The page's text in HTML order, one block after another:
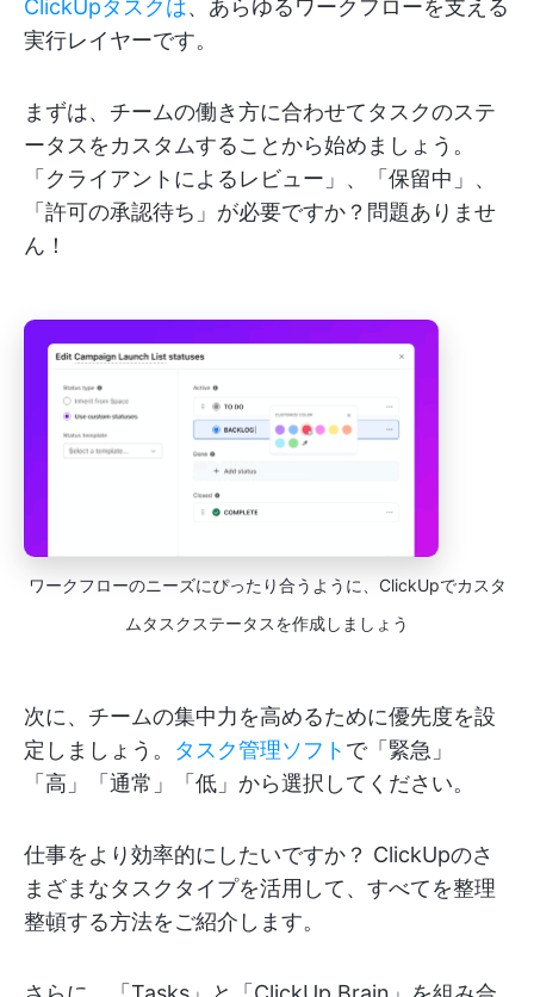
ClickUpタスクは、あらゆるワークフローを支える
実行レイヤーです。
まずは、チームの働き方に合わせてタスクのステ
ータスをカスタムすることから始めましょう。
「クライアントによるレビュー」、「保留中」、
「許可の承認待ち」が必要ですか？問題ありませ
ん！
ワークフローのニーズにぴったり合うように、ClickUpでカスタ
ムタスクステータスを作成しましょう
次に、チームの集中力を高めるために優先度を設
定しましょう。 タスク管理ソフト で「緊急」
「高」「通常」「低」から選択してください。
仕事をより効率的にしたいですか？ ClickUpのさ
まざまなタスクタイプを活用して、すべてを整理
整頓する方法をご紹介します。